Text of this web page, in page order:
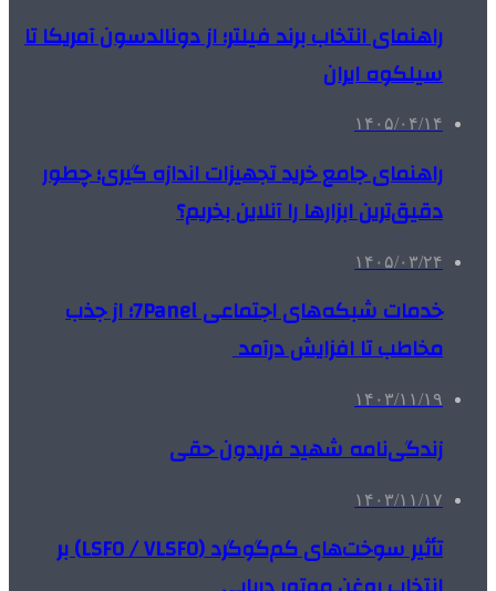
راهنمای انتخاب برند فیلتر؛ از دونالدسون آمریکا تا
سیلکوه ایران
۱۴۰۵/۰۴/۱۴
راهنمای جامع خرید تجهیزات اندازه گیری؛ چطور
دقیق‌ترین ابزارها را آنلاین بخریم؟
۱۴۰۵/۰۳/۲۴
خدمات شبکه‌های اجتماعی 7Panel؛ از جذب
مخاطب تا افزایش درآمد
۱۴۰۳/۱۱/۱۹
زندگی‌نامه شهید فریدون حقی
۱۴۰۳/۱۱/۱۷
تأثیر سوخت‌های کم‌گوگرد (LSFO / VLSFO) بر